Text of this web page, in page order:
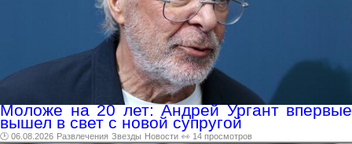
Моложе на 20 лет: Андрей Ургант впервые
вышел в свет с новой супругой
🕑 06.08.2026 Развлечения Звезды Новости 👀 14 просмотров